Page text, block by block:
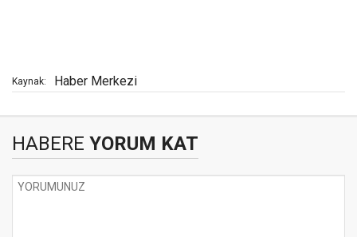
Kaynak: Haber Merkezi
HABERE YORUM KAT